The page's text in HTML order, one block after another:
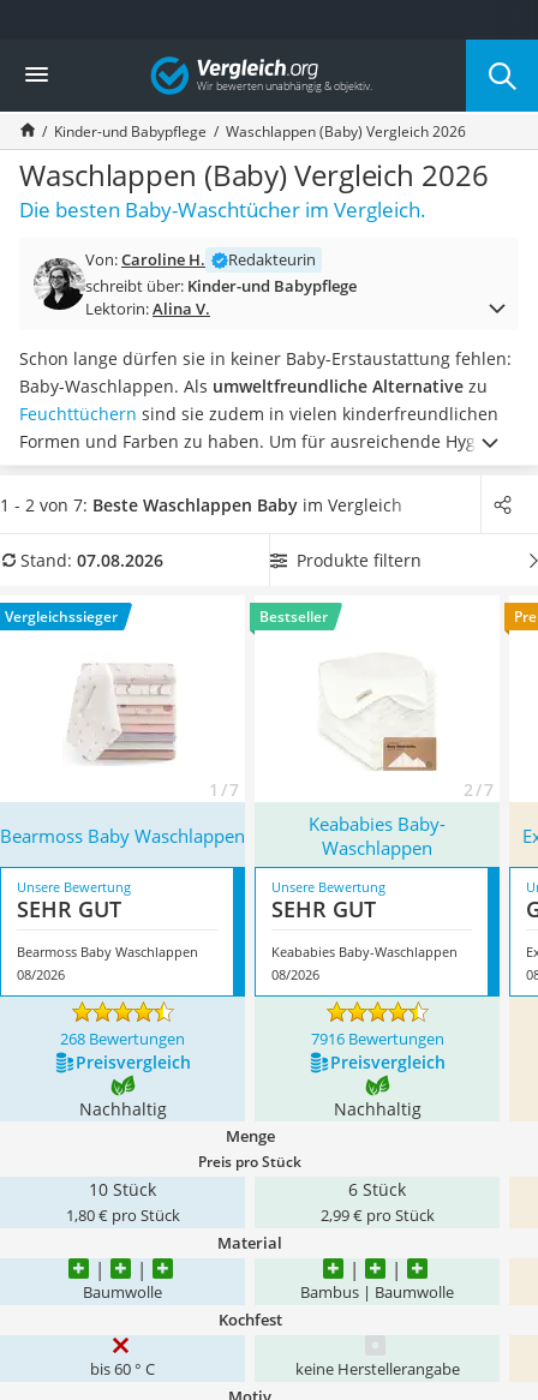
Die beliebtesten Vergleiche nach Kategorie
Kind & Baby
Babyphone mit 2 Kameras
Walkie-Talkie Kinder
Kindermatratzen
Babywippe
Rollschuhe für Kinder
Laufrad
Kinderschubkarre
Kinderuhr
Babyphone
Treppenschutzgitter
Kindersitz ab 4 Jahren
Kinderroller 3 Räder
Ferngesteuertes Auto
Kinderfahrradhelm
Kinder-Mikroskop
Ferngesteuerter Hubschrauber
Vergleich
Kinder-und Babypflege Waschlappen (Baby) Vergleich 2026
Waschlappen (Baby) Vergleich 2026
Die besten Baby-Waschtücher im Vergleich.
Von:Caroline H.
Redakteurin
schreibt über: Kinder-und Babypflege
Lektorin:Alina V.
Schon lange dürfen sie in keiner Baby-Erstaustattung fehlen:
Baby-Waschlappen. Als umweltfreundliche Alternative zu
Feuchttüchern sind sie zudem in vielen kinderfreundlichen
Formen und Farben zu haben. Um für ausreichende Hygiene
zu sorgen, raten diverse Tests im Internet dazu,Waschlappen
bei 95 ° Czu waschen. Wählen Sie jetzt kochfeste Baby-
Farben auch bei häufigem Waschen noch lange strahlend
das ModellBearmoss Baby Waschlappen
Eigenschaften.
1 - 2 von 7: Beste Waschlappen Baby im Vergleich
Stand: 07.08.2026 Produkte filtern
Vergleichssieger
1 / 7
Bestseller
2 / 7
Bearmoss Baby Waschlappen
Keababies Baby-
Waschlappen
Unsere Bewertung
SEHR GUT
Bearmoss Baby Waschlappen
08/2026
Unsere Bewertung
SEHR GUT
Keababies Baby-Waschlappen
08/2026
268 Bewertungen 7916 Bewertungen
Preis­vergleich Preis­vergleich
Nachhaltig Nachhaltig
Menge
Preis pro Stück
10 Stück
1,80 € pro Stück
6 Stück
2,99 € pro Stück
Material
Baumwolle Bambus | Baumwolle
Kochfest
bis 60 ° C keine Herstellerangabe